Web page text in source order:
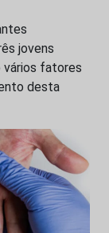
jovens
vários fatores
desta